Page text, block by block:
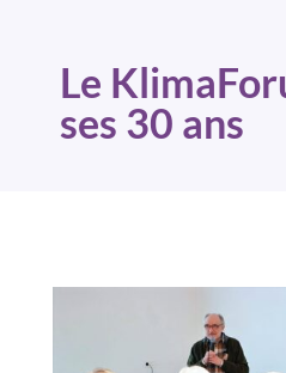
Le
ses 30 ans